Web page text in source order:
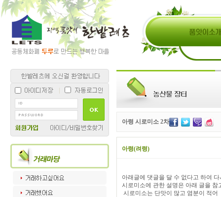
아령 시로미소 2차
아령(려령)
아래글에 댓글을 달 수 없다고 하여
시로미소에 관한 설명은 아래 글을 참
시로미소는 단맛이 많고 염분이 적